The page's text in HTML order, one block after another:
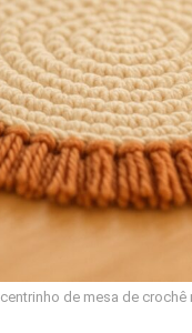
centrinho de mesa de